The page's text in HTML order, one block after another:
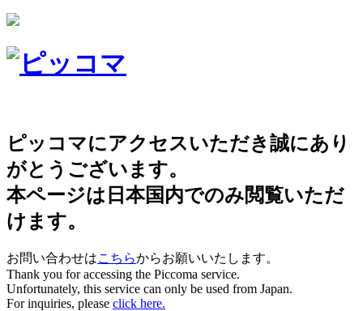
ピッコマにアクセスいただき誠にあり
がとうございます。
本ページは日本国内でのみ閲覧いただ
けます。
お問い合わせはこちらからお願いいたします。
Thank you for accessing the Piccoma service.
Unfortunately, this service can only be used from Japan.
For inquiries, please click here.